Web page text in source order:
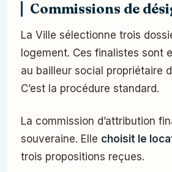
Commissions de
La Ville sélectionne trois
logement. Ces finalistes sont
au bailleur social propriétaire
C’est la procédure standard.
La commission d’attribution
souveraine. Elle choisit le
trois propositions reçues.